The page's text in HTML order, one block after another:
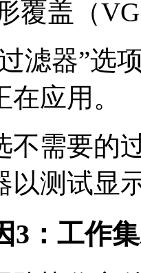
覆盖（
滤器”选
应用。
不需要的
以测试显
3：工作